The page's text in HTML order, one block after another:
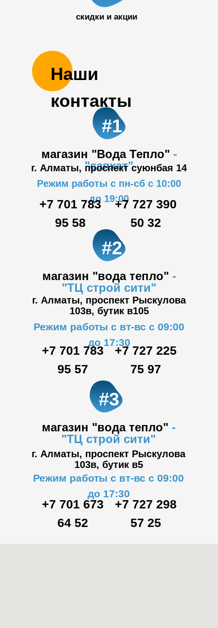
скидки и акции
Наши
контакты
магазин "Вода Тепло" -
"саяхат"
#1
г. Алматы, проспект суюнбая 14
магазин "вода тепло" -
"ТЦ строй сити"
г. Алматы, проспект Рыскулова
103в, бутик в105
Режим работы с пн-сб с 10:00
до 19:00
Режим работы с вт-вс с 09:00
до 17:30
магазин "вода тепло" -
"ТЦ строй сити"
#3
г. Алматы, проспект Рыскулова
103в, бутик в5
Режим работы с вт-вс с 09:00
до 17:30
+7 701 783
95 58
+7 701 783
95 57
+7 727 225
75 97
+7 701 673
64 52
+7 727 298
57 25
#2
+7 727 390
50 32